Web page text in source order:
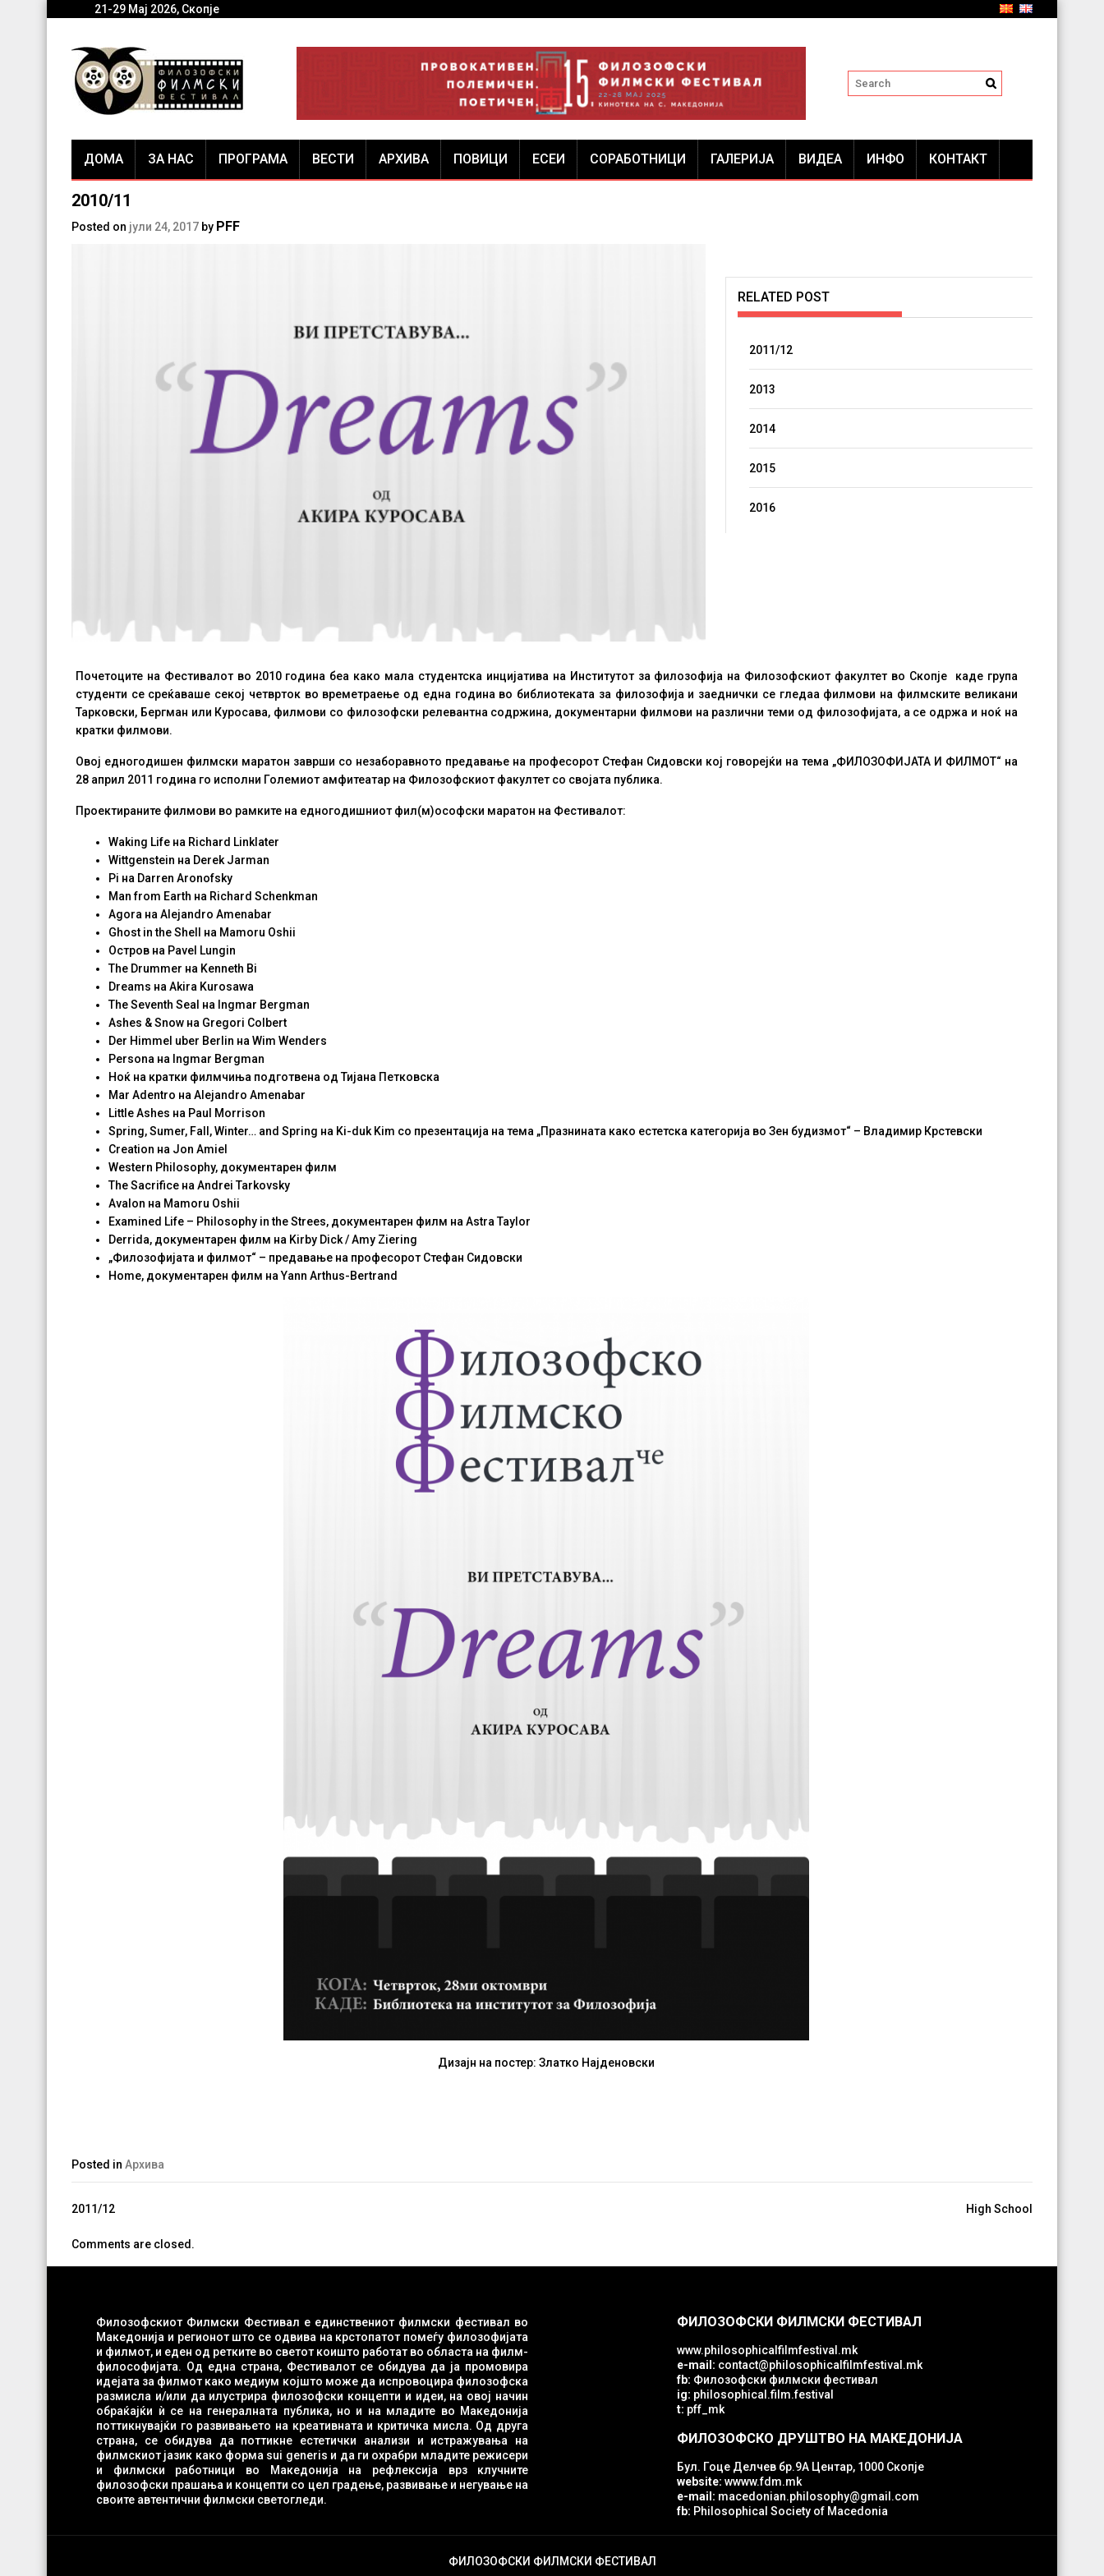
21-29 Мај 2026, Скопје
ДОМА ЗА НАС ПРОГРАМА ВЕСТИ АРХИВА ПОВИЦИ ЕСЕИ СОРАБОТНИЦИ ГАЛЕРИЈА ВИДЕА ИНФО КОНТАКТ
2010/11
Posted on јули 24, 2017 by PFF
RELATED POST
2011/12
2013
2014
2015
2016
Почетоците на Фестивалот во 2010 година беа како мала студентска инцијатива на Институтот за филозофија на Филозофскиот факултет во Скопје каде група
студенти се среќаваше секој четврток во времетраење од една година во библиотеката за филозофија и заеднички се гледаа филмови на филмските великани
Тарковски, Бергман или Куросава, филмови со филозофски релевантна содржина, документарни филмови на различни теми од филозофијата, а се одржа и ноќ на
кратки филмови.
Овој едногодишен филмски маратон заврши со незаборавното предавање на професорот Стефан Сидовски кој говорејќи на тема „ФИЛОЗОФИЈАТА И ФИЛМОТ“ на
28 април 2011 година го исполни Големиот амфитеатар на Филозофскиот факултет со својата публика.
Проектираните филмови во рамките на едногодишниот фил(м)ософски маратон на Фестивалот:
Waking Life на Richard Linklater
Wittgenstein на Derek Jarman
Pi на Darren Aronofsky
Man from Earth на Richard Schenkman
Agora на Alejandro Amenabar
Ghost in the Shell на Mamoru Oshii
Остров на Pavel Lungin
The Drummer на Kenneth Bi
Dreams на Akira Kurosawa
The Seventh Seal на Ingmar Bergman
Ashes & Snow на Gregori Colbert
Der Himmel uber Berlin на Wim Wenders
Persona на Ingmar Bergman
Ноќ на кратки филмчиња подготвена од Тијана Петковска
Mar Adentro на Alejandro Amenabar
Little Ashes на Paul Morrison
Spring, Sumer, Fall, Winter… and Spring на Ki-duk Kim со презентација на тема „Празнината како естетска категорија во Зен будизмот“ – Владимир Крстевски
Creation на Jon Amiel
Western Philosophy, документарен филм
The Sacrifice на Andrei Tarkovsky
Avalon на Mamoru Oshii
Examined Life – Philosophy in the Strees, документарен филм на Astra Taylor
Derrida, документарен филм на Kirby Dick / Amy Ziering
„Филозофијата и филмот“ – предавање на професорот Стефан Сидовски
Home, документарен филм на Yann Arthus-Bertrand
Дизајн на постер: Златко Најденовски
Posted in Архива
Навигација
напис
2011/12 High School
Comments are closed.
Филозофскиот Филмски Фестивал е единствениот филмски фестивал во
Македонија и регионот што се одвива на крстопатот помеѓу филозофијата
и филмот, и еден од ретките во светот коишто работат во областа на филм-
философијата. Од една страна, Фестивалот се обидува да ја промовира
идејата за филмот како медиум којшто може да испровоцира филозофска
размисла и/или да илустрира филозофски концепти и идеи, на овој начин
обраќајќи ѝ се на генералната публика, но и на младите во Македонија
поттикнувајќи го развивањето на креативната и критичка мисла. Од друга
страна, се обидува да поттикне естетички анализи и истражувања на
филмскиот јазик како форма sui generis и да ги охрабри младите режисери
и филмски работници во Македонија на рефлексија врз клучните
филозофски прашања и концепти со цел градење, развивање и негување на
своите автентични филмски светогледи.
ФИЛОЗОФСКИ ФИЛМСКИ ФЕСТИВАЛ
www.philosophicalfilmfestival.mk
e-mail: contact@philosophicalfilmfestival.mk
fb: Филозофски филмски фестивал
ig: philosophical.film.festival
t: pff_mk
ФИЛОЗОФСКО ДРУШТВО НА МАКЕДОНИЈА
Бул. Гоце Делчев бр.9А Центар, 1000 Скопје
website: wwww.fdm.mk
e-mail: macedonian.philosophy@gmail.com
fb: Philosophical Society of Macedonia
ФИЛОЗОФСКИ ФИЛМСКИ ФЕСТИВАЛ